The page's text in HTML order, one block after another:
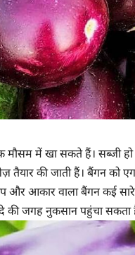
में खा सकते हैं। सब्जी हो
की जाती हैं। बैंगन को
आकार वाला बैंगन कई सारे
की जगह नुकसान पहुंचा सकता